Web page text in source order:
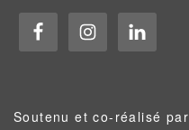
Soutenu et co-réalisé par